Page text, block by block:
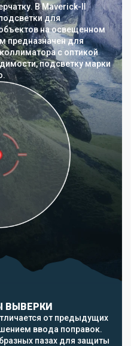
В Maverick-II
для
на освещенном
предназначен для
с оптикой
подсветку марки
ВЫВЕРКИ
от предыдущих
ввода поправок.
пазах для защиты